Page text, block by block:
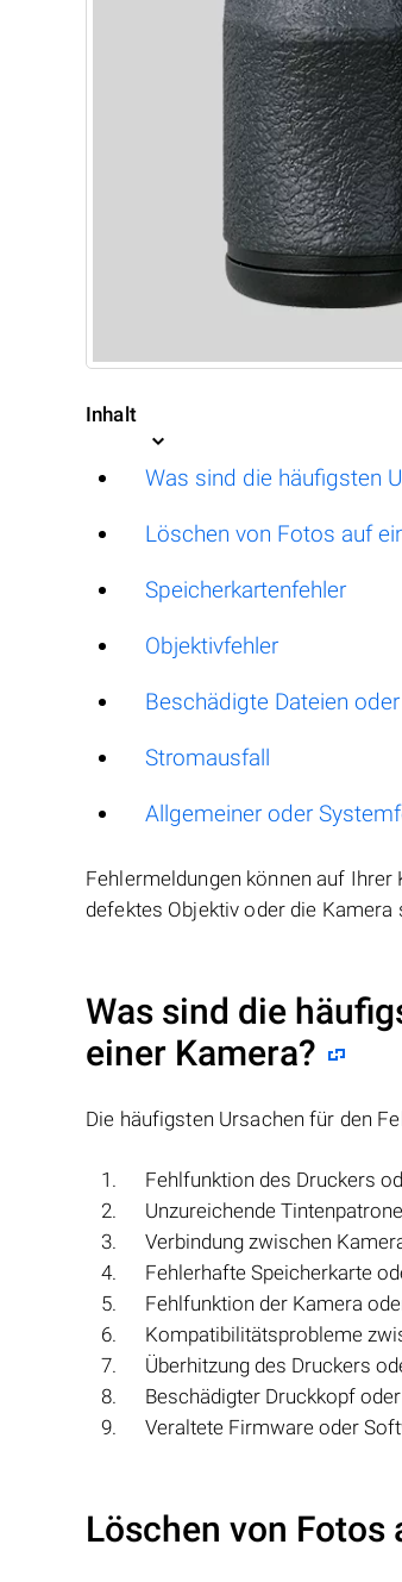
Inhalt
Was sind die häufigsten
Löschen von Fotos auf
Speicherkartenfehler
Objektivfehler
Beschädigte Dateien
Stromausfall
Allgemeiner oder
Fehlermeldungen können auf
defektes Objektiv oder die Kamera
Was sind die
einer Kamera?
Die häufigsten Ursachen für den
Fehlfunktion des Druckers
Unzureichende
Verbindung zwischen
Fehlerhafte Speicherkarte
Fehlfunktion der Kamera
Kompatibilitätsprobleme
Überhitzung des Druckers
Beschädigter Druckkopf
Veraltete Firmware oder
Löschen von Fotos